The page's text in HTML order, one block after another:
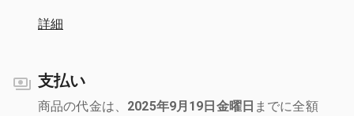
詳細
支払い
商品の代金は、 2025年9月19日金曜日 までに全額